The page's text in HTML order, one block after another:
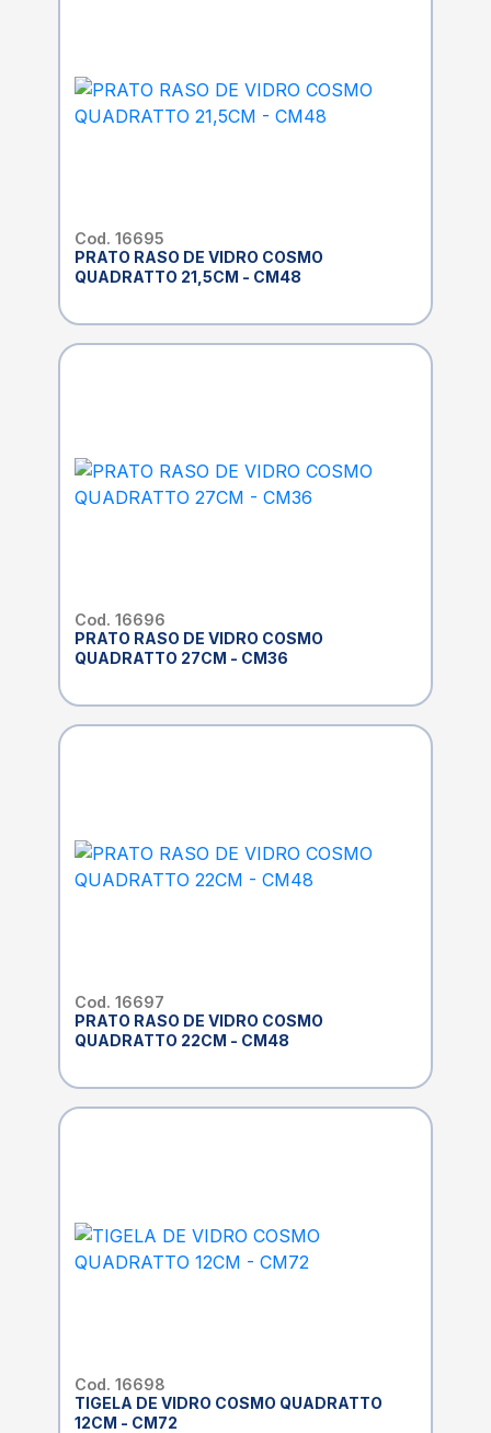
Cod. 16695
PRATO RASO DE VIDRO COSMO
QUADRATTO 21,5CM - CM48
Cod. 16696
PRATO RASO DE VIDRO COSMO
QUADRATTO 27CM - CM36
Cod. 16697
PRATO RASO DE VIDRO COSMO
QUADRATTO 22CM - CM48
Cod. 16698
TIGELA DE VIDRO COSMO QUADRATTO
12CM - CM72